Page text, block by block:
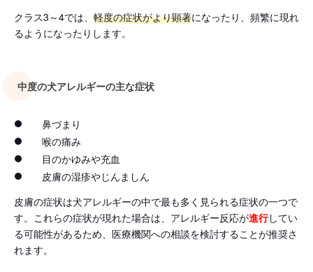
クラス3～4では、 軽度の症状がより顕著になったり、頻繁に現れ
るようになったりします。
中度の犬アレルギーの主な症状
鼻づまり
喉の痛み
目のかゆみや充血
皮膚の湿疹やじんましん
皮膚の症状は犬アレルギーの中で最も多く見られる症状の一つで
す。これらの症状が現れた場合は、アレルギー反応が進行してい
る可能性があるため、医療機関への相談を検討することが推奨さ
れます。